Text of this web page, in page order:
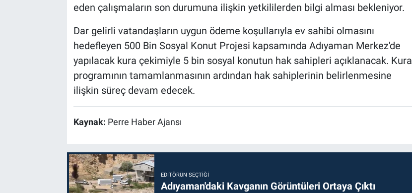
eden çalışmaların son durumuna ilişkin yetkililerden bilgi alması bekleniyor.
Dar gelirli vatandaşların uygun ödeme koşullarıyla ev sahibi olmasını
hedefleyen 500 Bin Sosyal Konut Projesi kapsamında Adıyaman Merkez'de
yapılacak kura çekimiyle 5 bin sosyal konutun hak sahipleri açıklanacak. Kura
programının tamamlanmasının ardından hak sahiplerinin belirlenmesine
ilişkin süreç devam edecek.
Kaynak: Perre Haber Ajansı
EDITÖRÜN SEÇTIĞI
Adıyaman'daki Kavganın Görüntüleri Ortaya Çıktı